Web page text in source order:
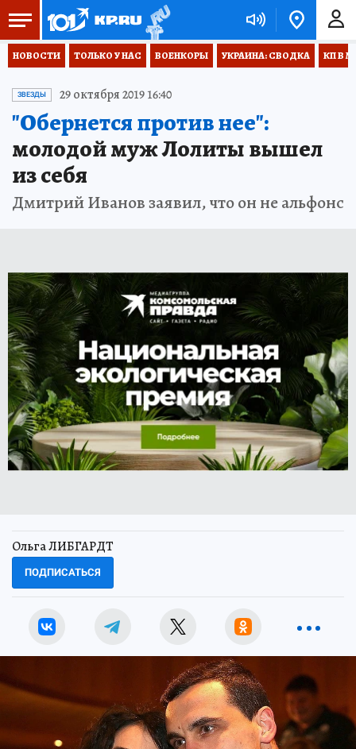
НОВОСТИ ТОЛЬКО У НАС ВОЕНКОРЫ УКРАИНА: СВОДКА КП В
ЗВЕЗДЫ 29 октября 2019 16:40
"Обернется против нее":
молодой муж Лолиты вышел
из себя
Дмитрий Иванов заявил, что он не альфонс
Ольга ЛИБГАРДТ
ПОДПИСАТЬСЯ